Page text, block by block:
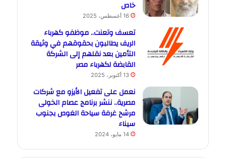
خاص
16 أغسطس، 2025
تعسف وتعنت.. موظفو كهرباء
الريف يطالبون بحقوقهم في وثيقة
التأمين بعد نقلهم إلى الشركة
القابضة لكهرباء مصر
13 أكتوبر، 2025
نعمل على تفعيل الأيزو مع شركات
مصرية.. ننشر برنامج عصام الخولى
مرشح غرفة سياحة الغوص بجنوب
سيناء
14 مايو، 2024